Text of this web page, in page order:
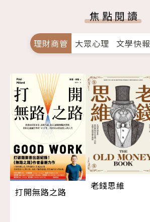
焦點閱讀
理財商管 大眾心理 文學快報
打開無路之路
老錢思維